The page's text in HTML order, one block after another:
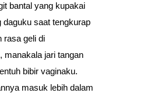
bantal yang kupakai
daguku saat tengkurap
rasa geli di
manakala jari tangan
bibir vaginaku.
masuk lebih dalam